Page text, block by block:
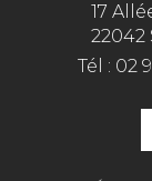
17
22042
Tél : 02